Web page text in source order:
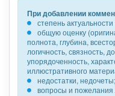
При добавлении
степень
общую оценку
полнота, глубина,
логичность, связность,
упорядоченность,
иллюстративного
недостатки, недочеты;
вопросы и пожелания